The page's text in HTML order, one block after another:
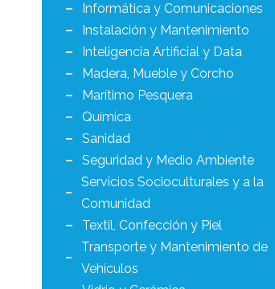
Informática y Comunicaciones
Instalación y Mantenimiento
Inteligencia Artificial y Data
Madera, Mueble y Corcho
Marítimo Pesquera
Química
Sanidad
Seguridad y Medio Ambiente
Servicios Socioculturales y a la
Comunidad
Textil, Confección y Piel
Transporte y Mantenimiento de
Vehículos